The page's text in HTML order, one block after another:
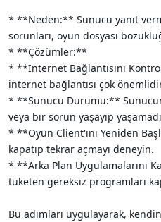
* **Neden:** Sunucu yanıt
sorunları, oyun dosyası
* **Çözümler:**
* **İnternet Bağlantısını
internet bağlantısı çok
* **Sunucu Durumu:**
veya bir sorun yaşayıp
* **Oyun Client'ını Yeniden
kapatıp tekrar açmayı deneyin.
* **Arka Plan Uygulamalarını
tüketen gereksiz programları
Bu adımları uygulayarak,